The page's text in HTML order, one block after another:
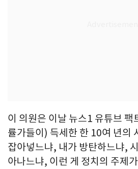
이 의원은 이날 뉴스1 유튜브
률가들이) 득세한 한 10여 년의
잡아넣느냐, 내가 방탄하느냐,
아나느냐, 이런 게 정치의 주제